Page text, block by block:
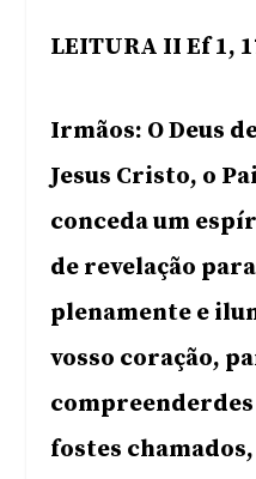
LEITURA II Ef 1,
Irmãos: O Deus
Jesus Cristo, o
conceda um
de revelação
plenamente e
vosso coração,
compreenderdes
fostes